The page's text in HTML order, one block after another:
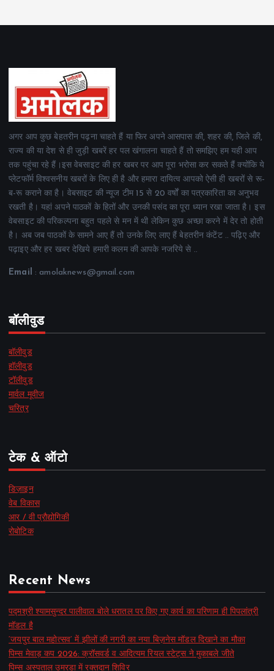
अगर आप कुछ बेहतरीन पढ़ना चाहते हैं या फिर अपने आसपास की, शहर की, जिले की,
राज्य की या देश से ही जुड़ी खबरें हर पल खंगालना चाहते हैं तो समझिए हम यही आप
तक पहुंचा रहे हैं।इस वेबसाइट की हर खबर पर आप पूरा भरोसा कर सकते हैं क्योंकि ये
प्लेटफॉर्म विश्वसनीय खबरों के लिए ही है और हमारा दायित्व आपको ऐसी ही खबरों से रू-
ब-रू कराने का है। वेबसाइट की न्यूज टीम 15 से 20 वर्षों का पत्रकारिता का अनुभव
रखती है। यहां अपने पाठकों के हितों और उनकी पसंद का पूरा ध्यान रखा जाता है। इस
वेबसाइट की परिकल्पना बहुत पहले से मन में थी लेकिन कुछ अच्छा करने में देर तो होती
है। अब जब पाठकों के सामने आए हैं तो उनके लिए लाए हैं बेहतरीन कंटेंट .. पढ़िए और
पढ़ाइए और हर खबर देखिये हमारी कलम की आपके नजरिये से ..
Email : amolaknews@gmail.com
बॉलीवुड
बॉलीवुड
हॉलीवुड
टॉलीवुड
मार्वल मूवीज
चरित्र
टेक & ऑटो
डिज़ाइन
वेब विकास
आर / वी प्रौद्योगिकी
रोबोटिक
Recent News
पद्मश्री श्यामसुन्दर पालीवाल बोले धरातल पर किए गए कार्य का परिणाम ही पिपलांत्री
मॉडल है
‘जयपुर बाल महोत्सव’ में झीलों की नगरी का नया बिज़नेस मॉडल दिखाने का मौका
पिम्स मेवाड़ कप 2026: क्रॉसवर्ड व आदित्यम रियल स्टेट्स ने मुकाबले जीते
पिम्स अस्पताल उमरडा में रक्तदान शिविर